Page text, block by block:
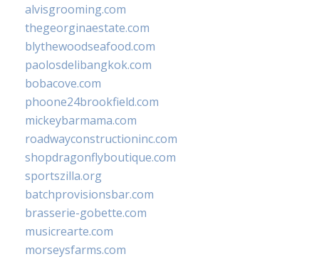
alvisgrooming.com
thegeorginaestate.com
blythewoodseafood.com
paolosdelibangkok.com
bobacove.com
phoone24brookfield.com
mickeybarmama.com
roadwayconstructioninc.com
shopdragonflyboutique.com
sportszilla.org
batchprovisionsbar.com
brasserie-gobette.com
musicrearte.com
morseysfarms.com